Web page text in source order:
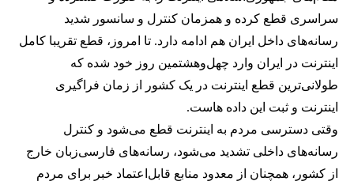
سراسری قطع کرده و همزمان کنترل و سانسور شدید
رسانه‌های داخل ایران هم ادامه دارد. تا امروز، قطع تقریبا کامل
اینترنت در ایران وارد چهل‌وهشتمین روز خود شده که
طولانی‌ترین قطع اینترنت در یک کشور از زمان فراگیری
اینترنت و ثبت این داده هاست.
وقتی دسترسی مردم به اینترنت قطع می‌شود و کنترل
رسانه‌های داخلی تشدید می‌شود، رسانه‌های فارسی‌زبان خارج
از کشور، همچنان از معدود منابع قابل‌اعتماد خبر برای مردم